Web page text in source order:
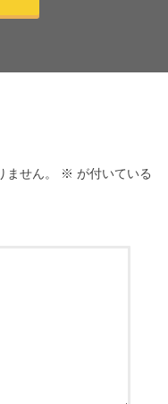
せん。 ※ が付いている